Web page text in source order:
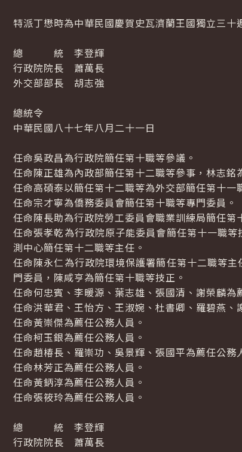
特派丁懋時為中華民國慶賀史瓦濟蘭王國獨立三
總 統 李登輝
行政院院長 蕭萬長
外交部部長 胡志強
總統令
中華民國八十七年八月二十一日
任命吳政昌為行政院簡任第十職等參議。
任命陳正雄為內政部簡任第十二職等參事，林志
任命高碩泰以簡任第十二職等為外交部簡任第十一
任命宗才寧為僑務委員會簡任第十職等專門委員。
任命陳長助為行政院勞工委員會職業訓練局簡任
任命張孝乾為行政院原子能委員會簡任第十一職
測中心簡任第十二職等主任。
任命陳永仁為行政院環境保護署簡任第十二職等
門委員，陳咸亨為簡任第十職等技正。
任命何忠賓、李暖源、葉志雄、張國清、謝榮麟為
任命洪華君、王怡方、王淑婉、杜書卿、羅碧燕
任命黃崇傑為薦任公務人員。
任命柯玉銀為薦任公務人員。
任命趙椿長、羅崇功、吳景輝、張國平為薦任公務
任命林芳正為薦任公務人員。
任命黃鈵淳為薦任公務人員。
任命張筱玲為薦任公務人員。
總 統 李登輝
行政院院長 蕭萬長